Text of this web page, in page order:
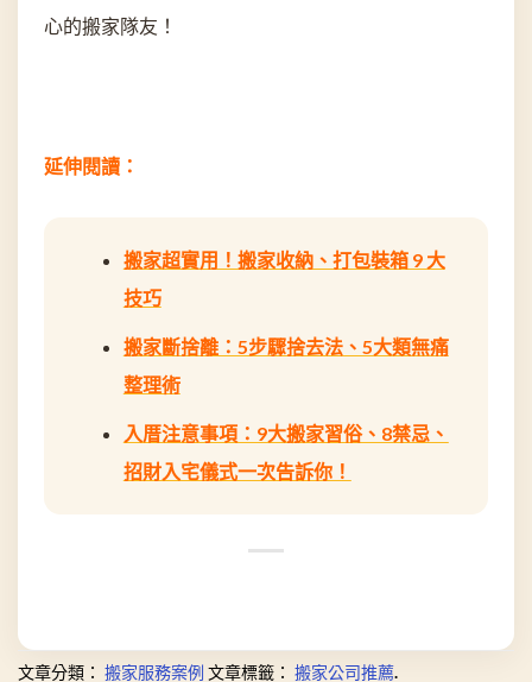
心的搬家隊友！
延伸閱讀：
搬家超實用！搬家收納、打包裝箱 9 大
技巧
搬家斷捨離：5步驟捨去法、5大類無痛
整理術
入厝注意事項：9大搬家習俗、8禁忌、
招財入宅儀式一次告訴你！
文章分類： 搬家服務案例 文章標籤： 搬家公司推薦.